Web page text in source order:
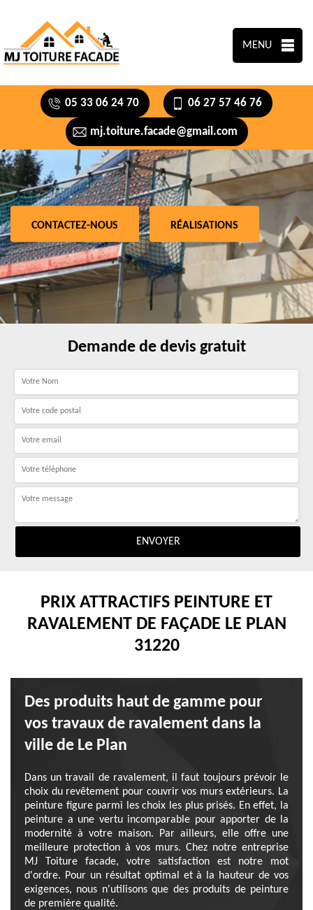
MENU
05 33 06 24 70 06 27 57 46 76
mj.toiture.facade@gmail.com
CONTACTEZ-NOUS RÉALISATIONS
Demande de devis gratuit
PRIX ATTRACTIFS PEINTURE ET
RAVALEMENT DE FAÇADE LE PLAN
31220
Des produits haut de gamme pour
vos travaux de ravalement dans la
ville de Le Plan
Dans un travail de ravalement, il faut toujours prévoir le
choix du revêtement pour couvrir vos murs extérieurs. La
peinture figure parmi les choix les plus prisés. En effet, la
peinture a une vertu incomparable pour apporter de la
modernité à votre maison. Par ailleurs, elle offre une
meilleure protection à vos murs. Chez notre entreprise
MJ Toiture facade, votre satisfaction est notre mot
d'ordre. Pour un résultat optimal et à la hauteur de vos
exigences, nous n'utilisons que des produits de peinture
de première qualité.